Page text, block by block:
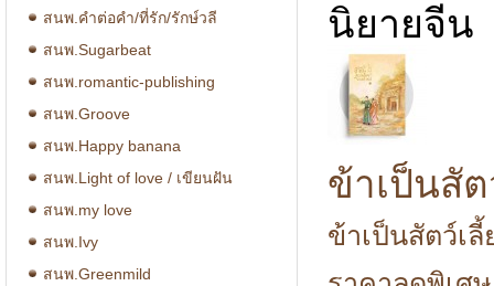
สนพ.คำต่อคำ/ที่รัก/รักษ์วลี
สนพ.Sugarbeat
สนพ.romantic-publishing
สนพ.Groove
สนพ.Happy banana
สนพ.Light of love / เขียนฝัน
สนพ.my love
สนพ.Ivy
สนพ.Greenmild
นิยายจีน
ข้าเป็นสั
ข้าเป็นสัตว์เ